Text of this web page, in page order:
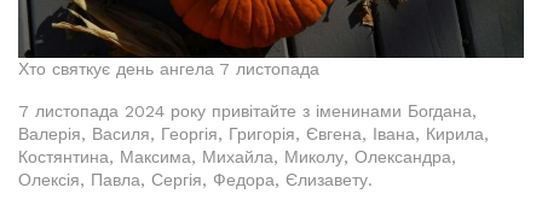
Хто святкує день ангела 7 листопада
7 листопада 2024 року привітайте з іменинами Богдана,
Валерія, Василя, Георгія, Григорія, Євгена, Івана, Кирила,
Костянтина, Максима, Михайла, Миколу, Олександра,
Олексія, Павла, Сергія, Федора, Єлизавету.